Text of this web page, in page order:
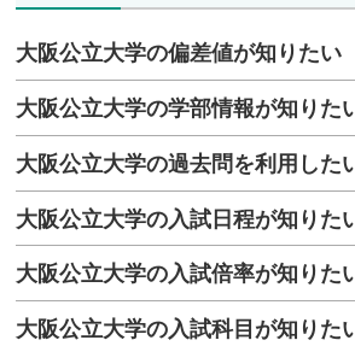
大阪公立大学の偏差値が知りたい
大阪公立大学の学部情報が知りた
大阪公立大学の過去問を利用した
大阪公立大学の入試日程が知りた
大阪公立大学の入試倍率が知りた
大阪公立大学の入試科目が知りた